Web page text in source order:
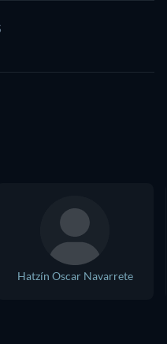
Hatzín Oscar Navarrete